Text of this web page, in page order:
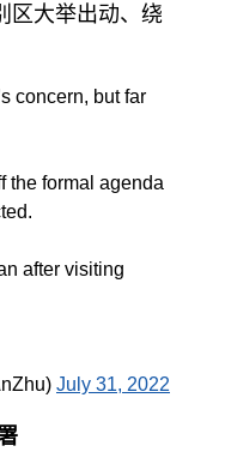
区大举出动、绕
concern, but far
the formal agenda
after visiting
July 31, 2022